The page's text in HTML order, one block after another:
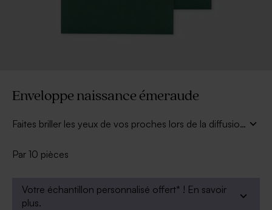
Enveloppe naissance émeraude
Faites briller les yeux de vos proches lors de la diffusion
émeraude (14 x 12.5 cm).
Par 10 pièces
Votre échantillon personnalisé offert* ! En savoir
plus.